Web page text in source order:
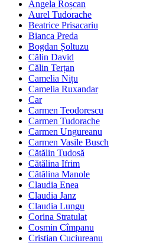
Angela Roșcan
Aurel Tudorache
Beatrice Prisacariu
Bianca Preda
Bogdan Șoltuzu
Călin David
Călin Terțan
Camelia Nițu
Camelia Ruxandar
Car
Carmen Teodorescu
Carmen Tudorache
Carmen Ungureanu
Carmen Vasile Busch
Cătălin Tudosă
Cătălina Ifrim
Cătălina Manole
Claudia Enea
Claudia Janz
Claudia Lungu
Corina Stratulat
Cosmin Cîmpanu
Cristian Cuciureanu